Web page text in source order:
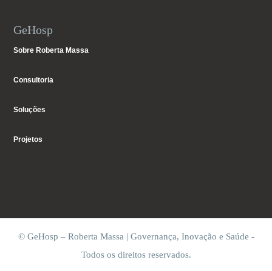
GeHosp
Sobre Roberta Massa
Consultoria
Soluções
Projetos
© GeHosp – Roberta Massa | Governança, Inovação e Saúde -
Todos os direitos reservados.